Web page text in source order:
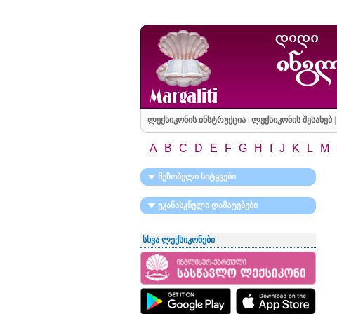
ლექსიკონის ინსტრუქცია| ლექსიკონის შესახებ|
A B C D E F G H J K L M
მეზობელი სიტყვები
უკანასკნელი დამატებები
სხვა ლექსიკონები